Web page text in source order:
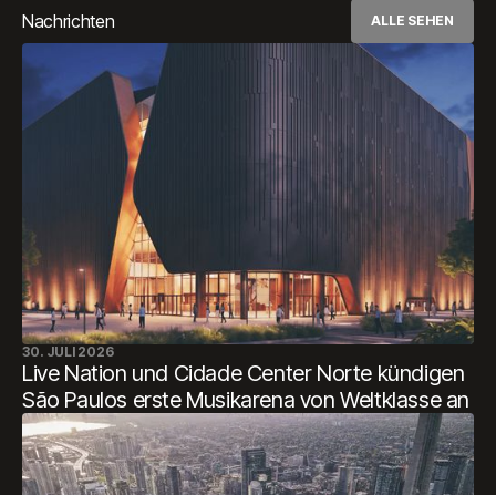
Nachrichten
ALLE SEHEN
30. JULI 2026
Live Nation und Cidade Center Norte kündigen
São Paulos erste Musikarena von Weltklasse an